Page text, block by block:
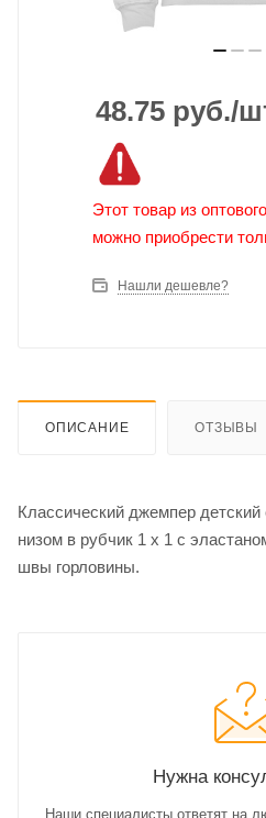
48.75 руб./
Этот товар из
можно приобрести
Нашли дешевле?
ОПИСАНИЕ ОТЗЫВЫ
Классический джемпер
низом в рубчик 1 x 1 с
швы горловины.
Нужна
Наши специалисты ответят на